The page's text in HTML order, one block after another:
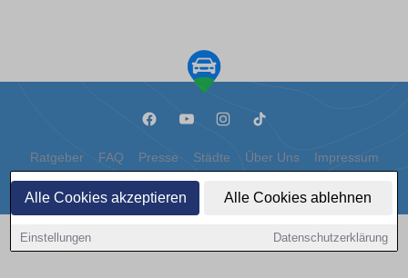
Alle Cookies akzeptieren Alle Cookies ablehnen
Einstellungen Datenschutzerklärung
Ratgeber FAQ Presse Städte Über Uns Impressum
Datenschutz Cookies
Copyright © 2000 - 2026 | 1A Infosysteme GmbH | Content by: 1a-sites-autos